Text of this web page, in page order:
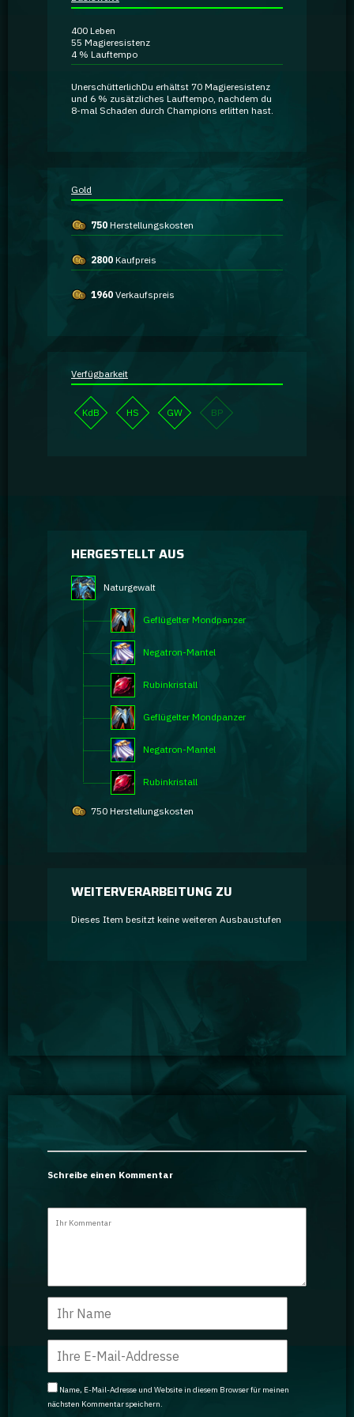
GA Coachie Chat
400 Leben
55 Magieresistenz
4 % Lauftempo
UnerschütterlichDu erhältst 70 Magieresistenz
und 6 % zusätzliches Lauftempo, nachdem du
8-mal Schaden durch Champions erlitten hast.
Gold
750 Herstellungskosten
2800 Kaufpreis
1960 Verkaufspreis
Verfügbarkeit
KdB HS GW BP
HERGESTELLT AUS
Naturgewalt
Geflügelter Mondpanzer
Negatron-Mantel
Rubinkristall
Geflügelter Mondpanzer
Negatron-Mantel
Rubinkristall
750 Herstellungskosten
WEITERVERARBEITUNG ZU
Dieses Item besitzt keine weiteren Ausbaustufen
Schreibe einen Kommentar
Name, E-Mail-Adresse und Website in diesem Browser für meinen
nächsten Kommentar speichern.